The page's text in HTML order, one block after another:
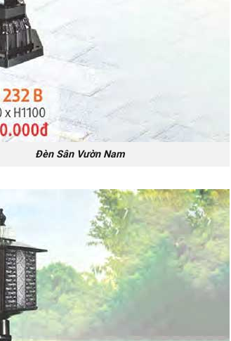
Đèn Sân Vườn Nam